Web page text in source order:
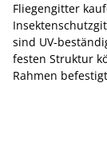
Fliegengitter
sind UV-
festen Struktur
Rahmen